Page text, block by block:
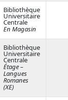
Bibliothèque
Universitaire
Centrale
En Magasin
Bibliothèque
Universitaire
Centrale
Étage –
Langues
Romanes
(XE)